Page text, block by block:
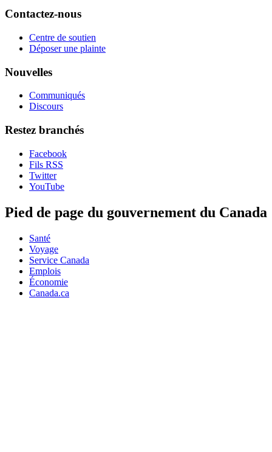
Contactez-nous
Centre de soutien
Déposer une plainte
Nouvelles
Communiqués
Discours
Restez branchés
Facebook
Fils RSS
Twitter
YouTube
Pied de page du gouvernement du Canada
Santé
Voyage
Service Canada
Emplois
Économie
Canada.ca